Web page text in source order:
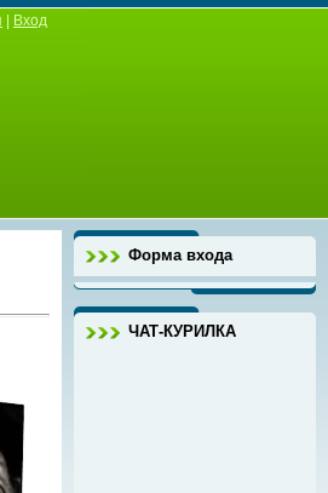
Вход
Форма входа
ЧАТ-КУРИЛКА